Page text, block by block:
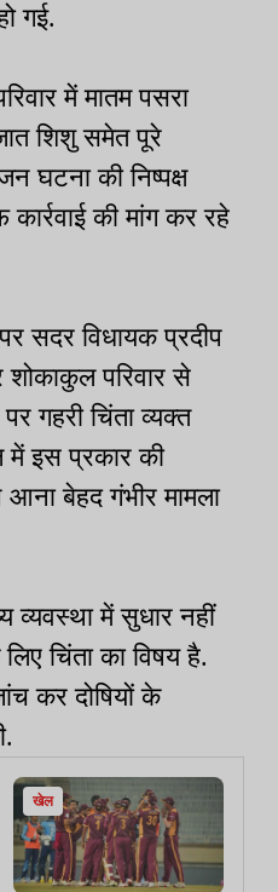
गई.
में मातम पसरा
शिशु समेत पूरे
घटना की निष्पक्ष
की मांग कर रहे
सदर विधायक प्रदीप
परिवार से
गहरी चिंता व्यक्त
इस प्रकार की
बेहद गंभीर मामला
व्यवस्था में सुधार नहीं
चिंता का विषय है.
कर दोषियों के
खेल